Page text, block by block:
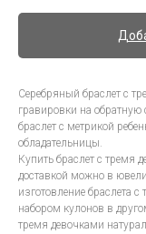
Серебряный браслет с
гравировки на
браслет с метрикой
обладательницы.
Купить браслет с тремя
доставкой можно в
изготовление браслета
набором кулонов в
тремя девочками